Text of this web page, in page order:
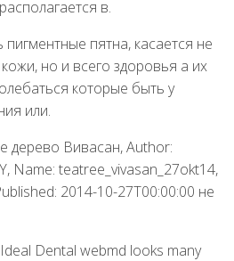
в.
пигментные пятна, касается не
но и всего здоровья а их
которые быть у
или.
дерево Вивасан, Author:
Name: teatree_vivasan_27okt14,
2014-10-27T00:00:00 не
Dental webmd looks many